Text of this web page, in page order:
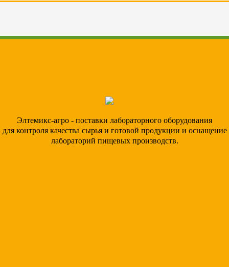
Элтемикс-агро - поставки лабораторного оборудования
для контроля качества сырья и готовой продукции и оснащение
лабораторий пищевых производств.